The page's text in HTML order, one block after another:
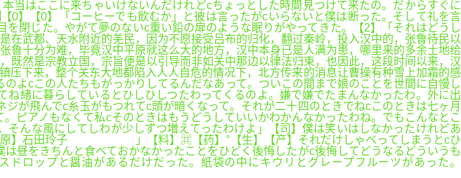
当はここに来ちゃいけないんだけれどcちょっとした時間見つけて来たの。だからすぐに
】【0】「コーヒーでも飲むか」と彼は言ったがcいらないと僕は断った。そして礼を言
閉じた。やがて夢のないc重い鉛の扉のような眠りがやってきた。【2】「それはどうし
都、天水附近的羌民，因为不愿接受吕布的归化，翻过秦岭，投入汉中的，张鲁待民以
十分为难，毕竟汉中平原就这么大的地方，汉中本身已是人满为患，哪里来的多余土地给
然是宗教立国，宗旨便是以引导而非如关中那边以律法归束，也因此，这段时间以来，汉
来，整个关东大地都陷入人人自危的情况下，北方传来的消息让曹操有种雪上加霜的感
よcこの人たちもがっかりしてるんだなあって。ついこの間まで娘のことを世間に自慢し
緒に暮らしているとひしひしつたわってくるのよ。嫌で嫌でたまんなかったわ。外に出
が飛んでc糸玉がもつれてc頭が暗くなって。それが二十四のときでねcこのときは七ヶ月
ピアノもなくて私cそのときはもうどうしていいかわかんなかったわね。でもこんなとこ
んな風にしてしわが少しずつ増えてったわけよ」【司】僕は笑いはしなかったけれどあ
【原】石田玲子 」【料】⌘【药】°【生】【产】それだけしゃべってしまうとcひ
昼をきちんと食べておかなかったことをひどく後悔したがc後悔してどうなるどういうも
ロップと醤油があるだけだった。紙袋の中にキウリとグレープフルーツがあった。